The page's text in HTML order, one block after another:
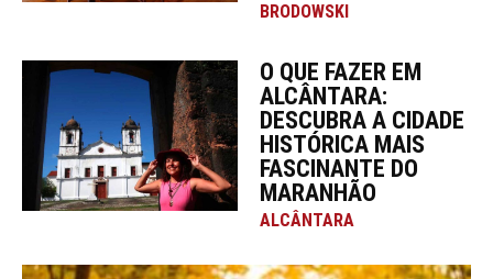
BRODOWSKI
O QUE FAZER EM
ALCÂNTARA:
DESCUBRA A CIDADE
HISTÓRICA MAIS
FASCINANTE DO
MARANHÃO
ALCÂNTARA